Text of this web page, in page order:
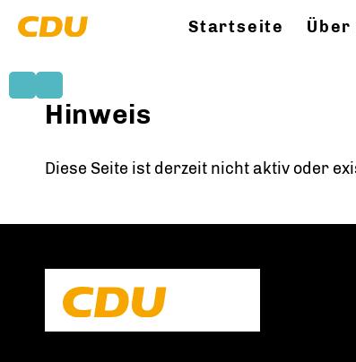
Startseite Über
Hinweis
Diese Seite ist derzeit nicht aktiv oder